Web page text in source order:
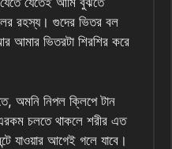
রহস্য। গুদের ভিতর বল
আমার ভিতরটা শিরশির করে
তে, অমনি নিপল ক্লিপে টান
চলতে থাকলে শরীর এত
যাওয়ার আগেই গলে যাবে।